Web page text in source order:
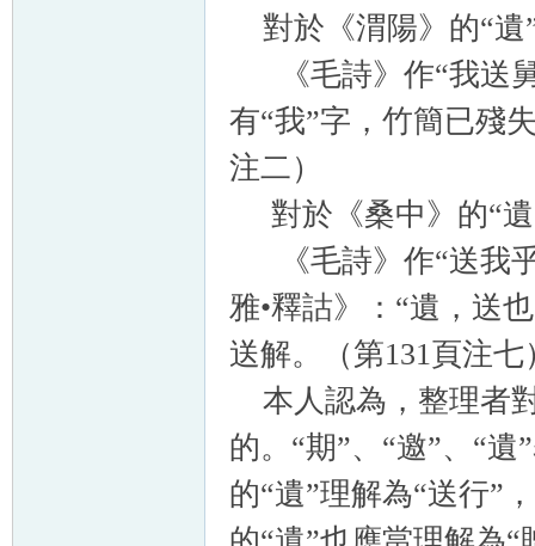
對於《渭陽》的“遺
《毛詩》作“我送舅
有“我”字，竹簡已殘
注二）
對於《桑中》的“遺
《毛詩》作“送我乎
雅•釋詁》：“遺，送
送解。（第131頁注七
本人認為，整理者
的。“期”、“邀”、“
的“遺”理解為“送行”